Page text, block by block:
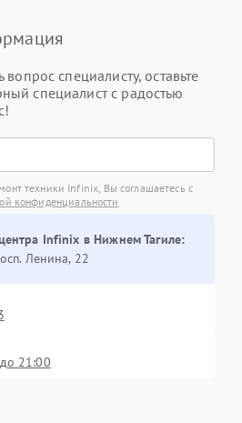
вопрос специалисту, оставьте
специалист с радостью
техники Infinix, Вы соглашаетесь с
конфиденциальности
Infinix в Нижнем Тагиле:
Ленина, 22
21:00